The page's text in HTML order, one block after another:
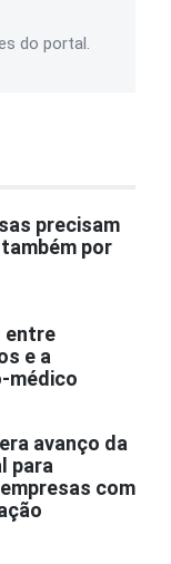
do portal.
precisam
por
entre
e a
médico
avanço da
para
com